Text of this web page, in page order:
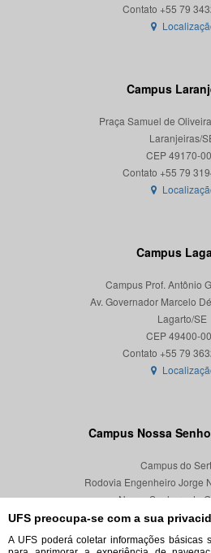
UFS preocupa-se com a sua
A UFS poderá coletar informações básicas
Campus
Praça Samuel de
Laranjeiras/
CEP 49170-
Campus
Campus Prof. Antônio
Av. Governador Marcelo
Lagarto/SE
CEP 49400-
Campus Nossa
Campus do
Rodovia Engenheiro Jorge
Nossa Senhora da
CEP 49680-